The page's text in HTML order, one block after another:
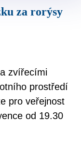
zvířecími
prostředí
pro veřejnost
od 19.30